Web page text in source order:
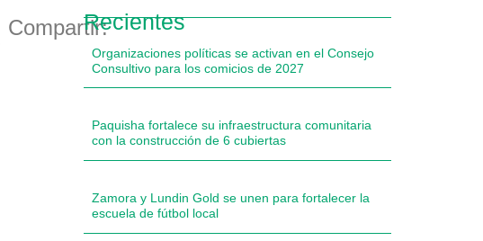
Compartir:Recientes
Organizaciones políticas se activan en el Consejo
Consultivo para los comicios de 2027
Paquisha fortalece su infraestructura comunitaria
con la construcción de 6 cubiertas
Zamora y Lundin Gold se unen para fortalecer la
escuela de fútbol local